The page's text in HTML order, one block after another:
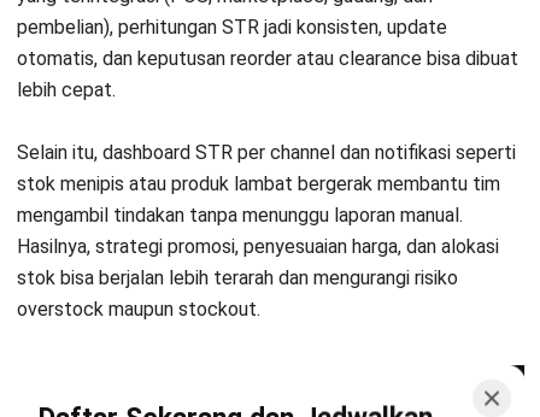
Jessica Wijaya- 29/07/2026
INVENTORY